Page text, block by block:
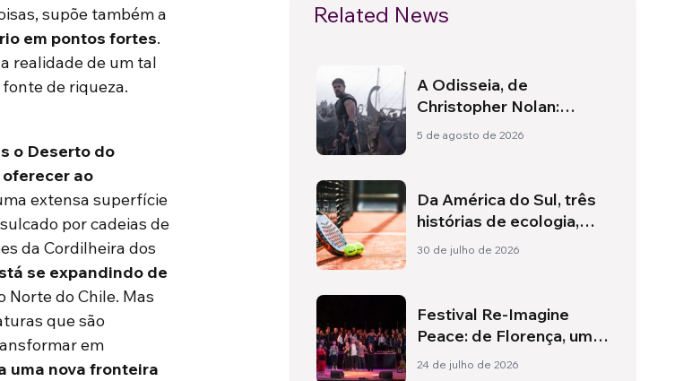
supõe também a
em pontos fortes.
realidade de um tal
de riqueza.
o Deserto do
ao
extensa superfície
por cadeias de
da Cordilheira dos
se expandindo de
Norte do Chile. Mas
que são
em
uma nova fronteira
Related News
A Odisseia, de
Christopher Nolan:
Ulisses e a necessidade
5 de agosto de 2026
Da América do Sul, três
histórias de ecologia,
esporte e saúde
30 de julho de 2026
Festival Re-Imagine
Peace: de Florença, um
hino à paz
24 de julho de 2026